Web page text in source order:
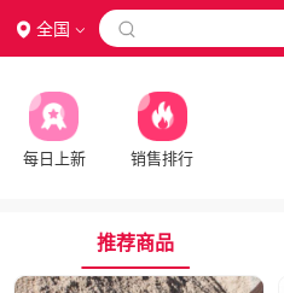
全国 
每日上新 销售排行
推荐商品